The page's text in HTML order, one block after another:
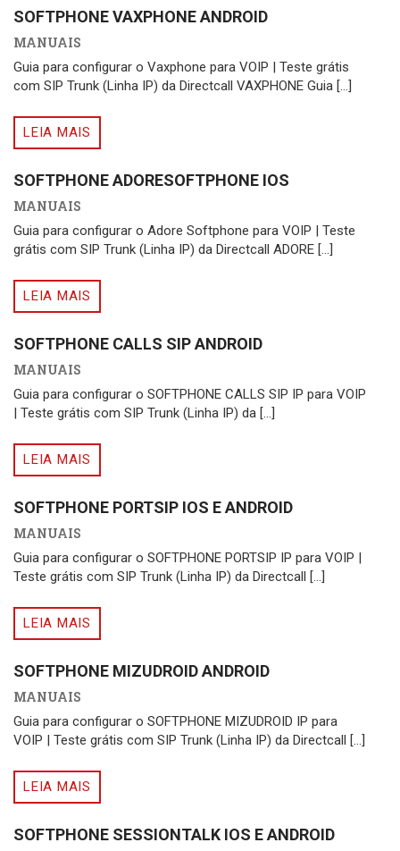
SOFTPHONE VAXPHONE ANDROID
MANUAIS
Guia para configurar o Vaxphone para VOIP | Teste grátis
com SIP Trunk (Linha IP) da Directcall VAXPHONE Guia [...]
LEIA MAIS
SOFTPHONE ADORESOFTPHONE IOS
MANUAIS
Guia para configurar o Adore Softphone para VOIP | Teste
grátis com SIP Trunk (Linha IP) da Directcall ADORE [...]
LEIA MAIS
SOFTPHONE CALLS SIP ANDROID
MANUAIS
Guia para configurar o SOFTPHONE CALLS SIP IP para VOIP
| Teste grátis com SIP Trunk (Linha IP) da [...]
LEIA MAIS
SOFTPHONE PORTSIP IOS E ANDROID
MANUAIS
Guia para configurar o SOFTPHONE PORTSIP IP para VOIP |
Teste grátis com SIP Trunk (Linha IP) da Directcall [...]
LEIA MAIS
SOFTPHONE MIZUDROID ANDROID
MANUAIS
Guia para configurar o SOFTPHONE MIZUDROID IP para
VOIP | Teste grátis com SIP Trunk (Linha IP) da Directcall [...]
LEIA MAIS
SOFTPHONE SESSIONTALK IOS E ANDROID